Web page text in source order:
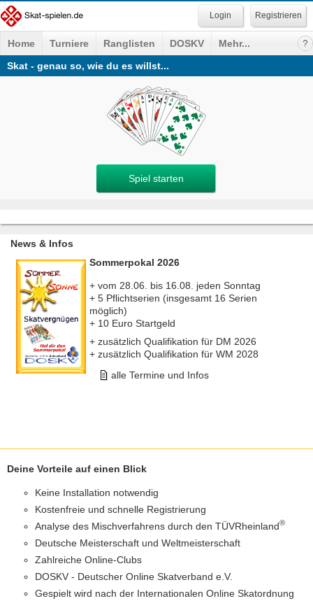
Registrieren
Home Turniere Ranglisten DOSKV
Mehr...
Skat - genau so, wie du es willst...
Spiel starten
News & Infos
Sommerpokal 2026
+ vom 28.06. bis 16.08. jeden Sonntag
+ 5 Pflichtserien (insgesamt 16 Serien
möglich)
+ 10 Euro Startgeld
+ zusätzlich Qualifikation für DM 2026
+ zusätzlich Qualifikation für WM 2028
alle Termine und Infos
Deine Vorteile auf einen Blick
Keine Installation notwendig
Kostenfreie und schnelle Registrierung
Analyse des Mischverfahrens durch den TÜVRheinland®
Deutsche Meisterschaft und Weltmeisterschaft
Zahlreiche Online-Clubs
DOSKV - Deutscher Online Skatverband e.V.
Gespielt wird nach der Internationalen Online Skatordnung